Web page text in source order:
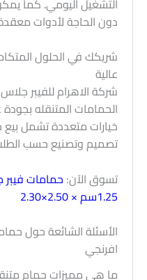
دون الحاجة لأدوات
شريكك في الحلول
عالية
شركة الاهرام للفيبر
الحمامات المتنقله
خيارات متعددة تشمل
تصميم وتصنيع حسب
تسوق الآن: حمامات فيبر
1.25سم × 2.50×2.30
الأسئلة الشائعة حول
افرنجي
ما هي مميزات حمام